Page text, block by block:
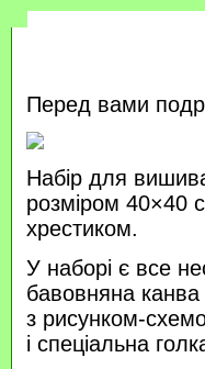
Перед вами
Набір для
розміром 40×40
хрестиком.
У наборі є все
бавовняна
з рисунком-
і спеціальна